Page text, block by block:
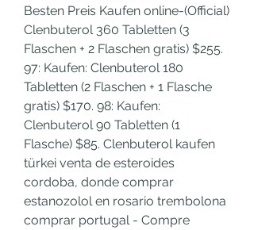
Besten Preis Kaufen online-(Official)
Clenbuterol 360 Tabletten (3
Flaschen + 2 Flaschen gratis) $255.
97: Kaufen: Clenbuterol 180
Tabletten (2 Flaschen + 1 Flasche
gratis) $170. 98: Kaufen:
Clenbuterol 90 Tabletten (1
Flasche) $85. Clenbuterol kaufen
türkei venta de esteroides
cordoba, donde comprar
estanozolol en rosario trembolona
comprar portugal - Compre